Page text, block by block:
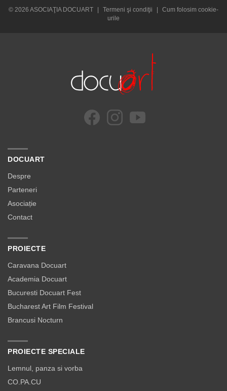
© 2026 ASOCIAŢIA DOCUART | Termeni şi condiţii |
Cum folosim cookie-
urile
DOCUART
Despre
Parteneri
Asociație
Contact
PROIECTE
Caravana Docuart
Academia Docuart
Bucuresti Docuart Fest
Bucharest Art Film Festival
Brancusi Nocturn
PROIECTE SPECIALE
Lemnul, panza si vorba
CO.PA.CU